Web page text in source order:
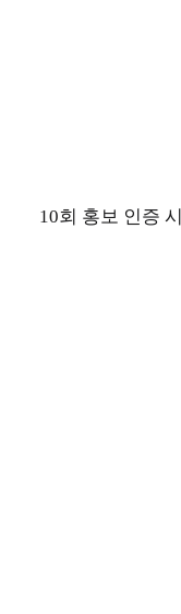
10회 홍보 인증 시